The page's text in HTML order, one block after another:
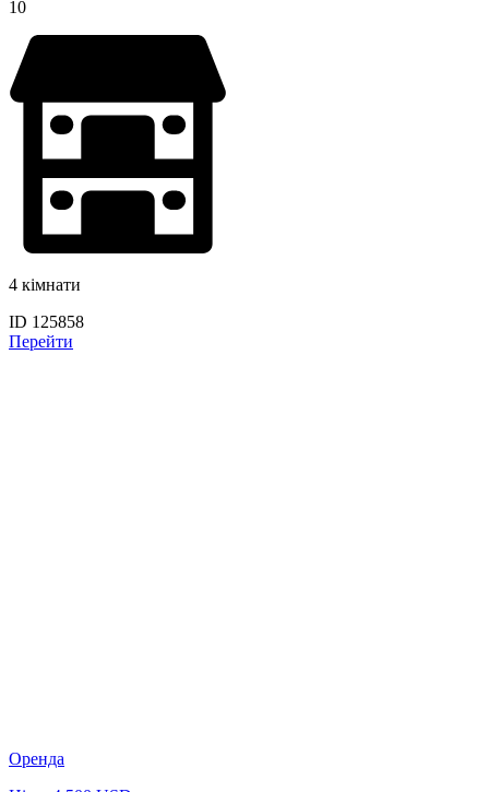
10
4 кімнати
ID 125858
Перейти
Оренда